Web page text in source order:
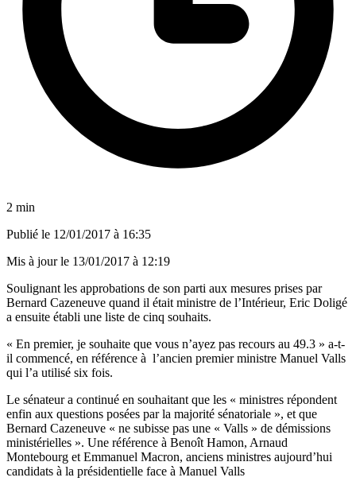
2 min
Publié le 12/01/2017 à 16:35
Mis à jour le 13/01/2017 à 12:19
Soulignant les approbations de son parti aux mesures prises par
Bernard Cazeneuve quand il était ministre de l’Intérieur, Eric Doligé
a ensuite établi une liste de cinq souhaits.
« En premier, je souhaite que vous n’ayez pas recours au 49.3 » a-t-
il commencé, en référence à l’ancien premier ministre Manuel Valls
qui l’a utilisé six fois.
Le sénateur a continué en souhaitant que les « ministres répondent
enfin aux questions posées par la majorité sénatoriale », et que
Bernard Cazeneuve « ne subisse pas une « Valls » de démissions
ministérielles ». Une référence à Benoît Hamon, Arnaud
Montebourg et Emmanuel Macron, anciens ministres aujourd’hui
candidats à la présidentielle face à Manuel Valls